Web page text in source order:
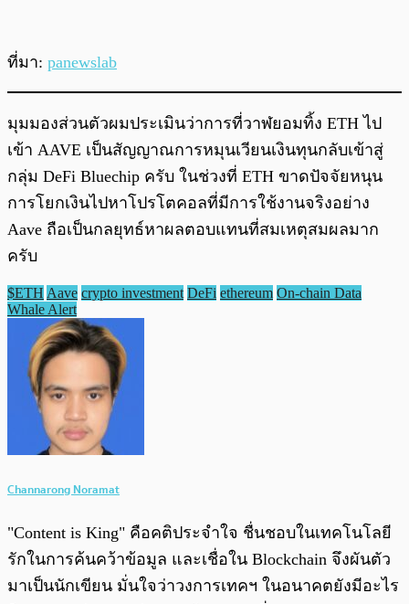
ที่มา: panewslab
มุมมองส่วนตัวผมประเมินว่าการที่วาฬยอมทิ้ง ETH ไป
เข้า AAVE เป็นสัญญาณการหมุนเวียนเงินทุนกลับเข้าสู่
กลุ่ม DeFi Bluechip ครับ ในช่วงที่ ETH ขาดปัจจัยหนุน
การโยกเงินไปหาโปรโตคอลที่มีการใช้งานจริงอย่าง
Aave ถือเป็นกลยุทธ์หาผลตอบแทนที่สมเหตุสมผลมาก
ครับ
$ETH Aave crypto investment DeFi ethereum On-chain Data
Whale Alert
Channarong Noramat
"Content is King" คือคติประจำใจ ชื่นชอบในเทคโนโลยี
รักในการค้นคว้าข้อมูล และเชื่อใน Blockchain จึงผันตัว
มาเป็นนักเขียน มั่นใจว่าวงการเทคฯ ในอนาคตยังมีอะไร